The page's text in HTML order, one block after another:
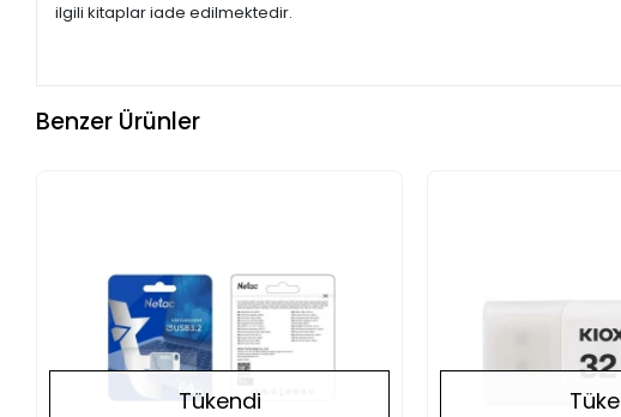
ilgili kitaplar iade edilmektedir.
Benzer Ürünler
Tükendi